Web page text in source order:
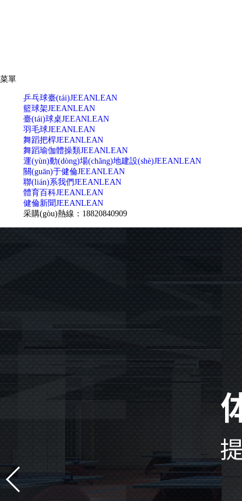
菜單
乒乓球臺(tái)JEEANLEAN
籃球架JEEANLEAN
臺(tái)球桌JEEANLEAN
羽毛球JEEANLEAN
舞蹈把桿JEEANLEAN
舞蹈瑜伽體操類JEEANLEAN
運(yùn)動(dòng)場(chǎng)地建設(shè)JEEANLEAN
關(guān)于健倫JEEANLEAN
聯(lián)系我們JEEANLEAN
體育百科JEEANLEAN
健倫新聞JEEANLEAN
采購(gòu)熱線：18820840909